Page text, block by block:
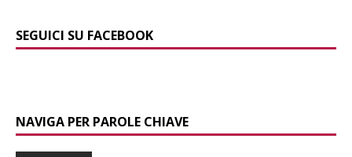
SEGUICI SU FACEBOOK
NAVIGA PER PAROLE CHIAVE